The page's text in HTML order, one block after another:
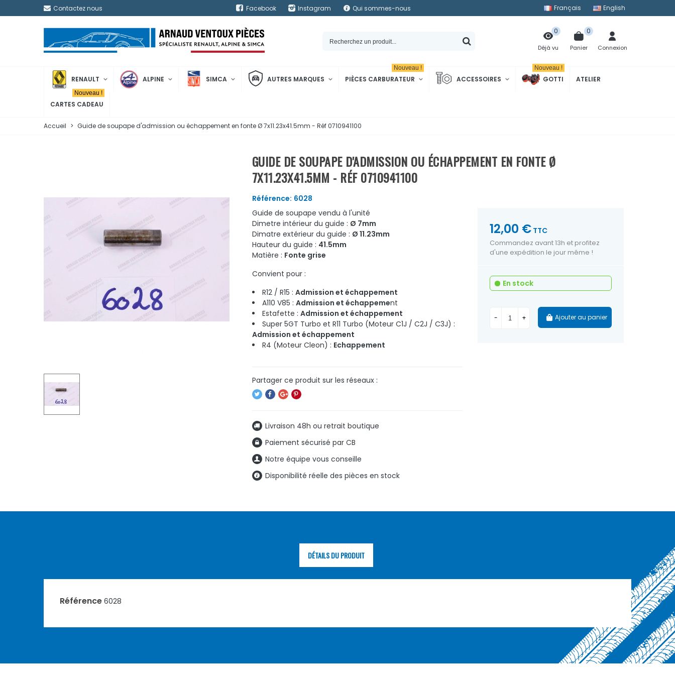
Contactez nous Facebook Instagram Qui sommes-nous Français English
Déjà vu
0
Panier
0
Connexion
RENAULT ALPINE SIMCA AUTRES MARQUES PIÈCES CARBURATEUR
Nouveau !
ACCESSOIRES GOTTI
Nouveau !
ATELIER
CARTES CADEAU
Nouveau !
Accueil > Guide de soupape d'admission ou échappement en fonte Ø 7x11.23x41.5mm - Réf 0710941100
GUIDE DE SOUPAPE D'ADMISSION OU ÉCHAPPEMENT EN FONTE Ø
7X11.23X41.5MM - RÉF 0710941100
Référence: 6028
Guide de soupape vendu à l'unité
Dimetre intérieur du guide : Ø 7mm
Dimatre extérieur du guide : Ø 11.23mm
Hauteur du guide : 41.5mm
Matière : Fonte grise
Convient pour :
R12 / R15 : Admission et échappement
A110 V85 : Admission et échappement
Estafette : Admission et échappement
Super 5GT Turbo et R11 Turbo (Moteur C1J / C2J / C3J) :
Admission et échappement
R4 (Moteur Cleon) : Echappement
Livraison 48h ou retrait boutique
Paiement sécurisé par CB
Notre équipe vous conseille
Disponibilité réelle des pièces en stock
12,00 € TTC
Commandez avant 13h et profitez
d'une expédition le jour même !
En stock
- + Ajouter au panier
DÉTAILS DU PRODUIT
Référence 6028